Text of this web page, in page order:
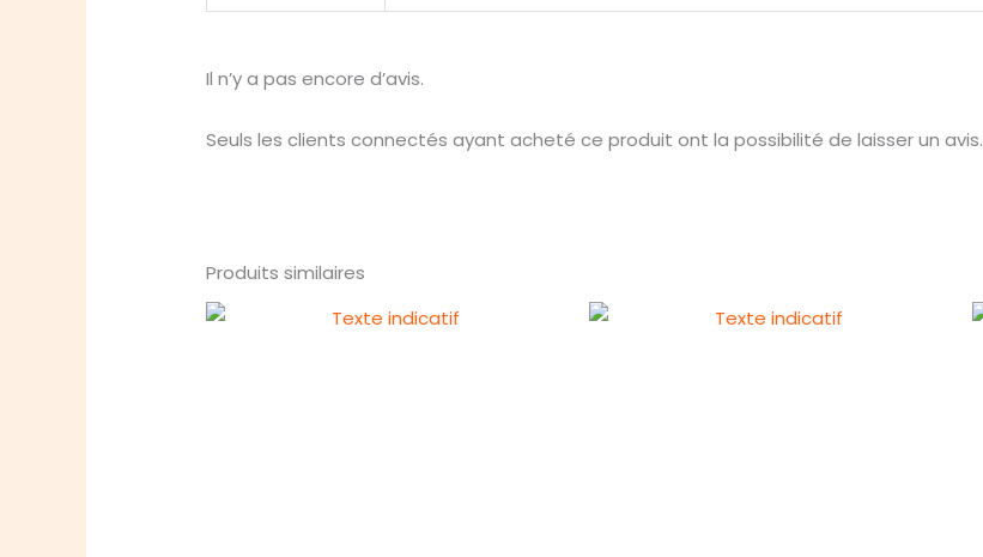
Il n’y a pas encore d’avis.
Seuls les clients connectés ayant acheté ce produit ont la possibilité de laisser un avis.
Produits similaires